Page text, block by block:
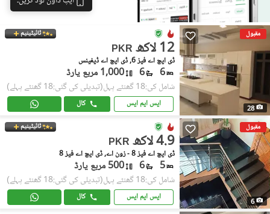
مقبول
28
ٹائیٹینیم
PKR 12 لاکھ
ڈی ایچ اے فیز 6, ڈی ایچ اے ڈیفینس
6
6 1,000 مربع یارڈ
شامل کی:18 گھنٹے پہل (تبدیلی کی گئی:18 گھنٹے پہلے)
ایس ایم ایس کال
مقبول
6
ٹائیٹینیم
PKR 4.9 لاکھ
ڈی ایچ اے فیز 8 - زون اے, ڈی ایچ اے فیز 8
5
6 500 مربع یارڈ
شامل کی:18 گھنٹے پہل (تبدیلی کی گئی:18 گھنٹے پہلے)
ایس ایم ایس کال